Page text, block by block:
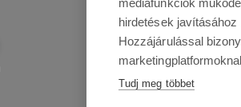
hirdetések
Hozzájárulással
Tudj meg többet